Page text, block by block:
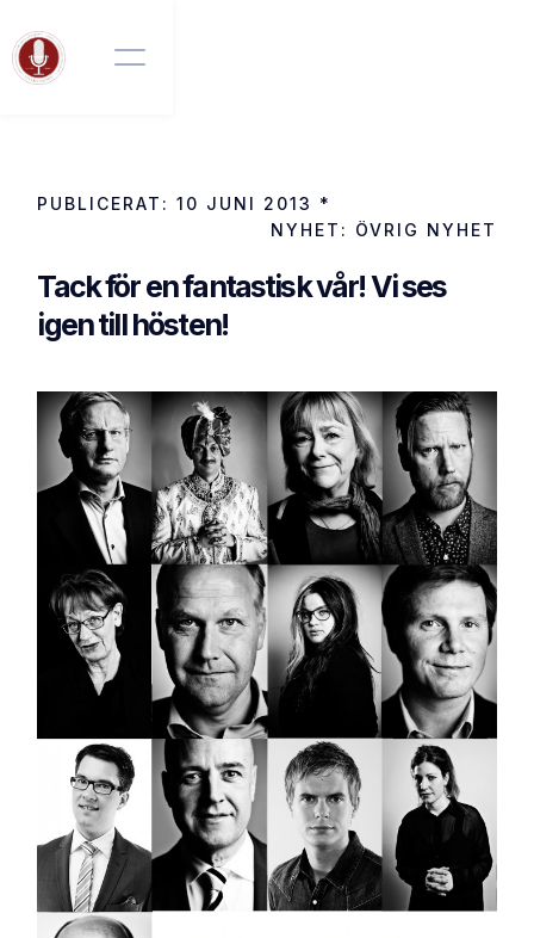
PUBLICERAT:10 JUNI 2013 *
NYHET: ÖVRIG NYHET
Tack för en fantastisk vår! Vi ses
igen till hösten!